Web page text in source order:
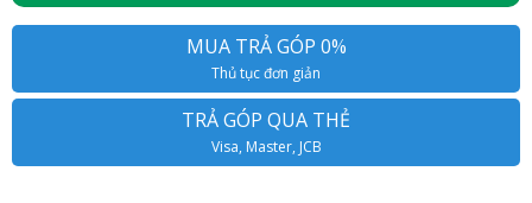
MUA TRẢ GÓP 0%
Thủ tục đơn giản
TRẢ GÓP QUA THẺ
Visa, Master, JCB